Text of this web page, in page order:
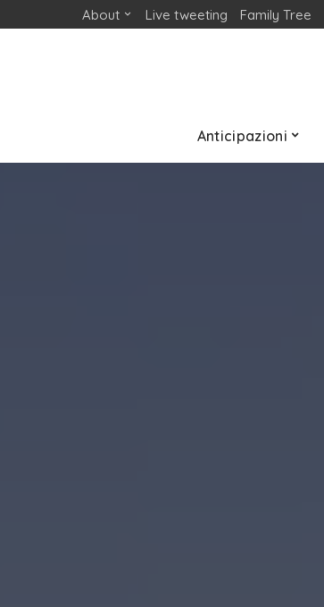
About Live tweeting Family Tree
Anticipazioni